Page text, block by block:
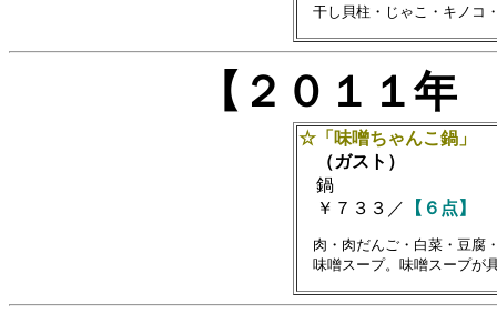
【２０１１
☆「味噌ちゃんこ鍋」
（ガスト）
鍋
￥７３３／
【６点】
肉・肉だんご・白菜・豆腐